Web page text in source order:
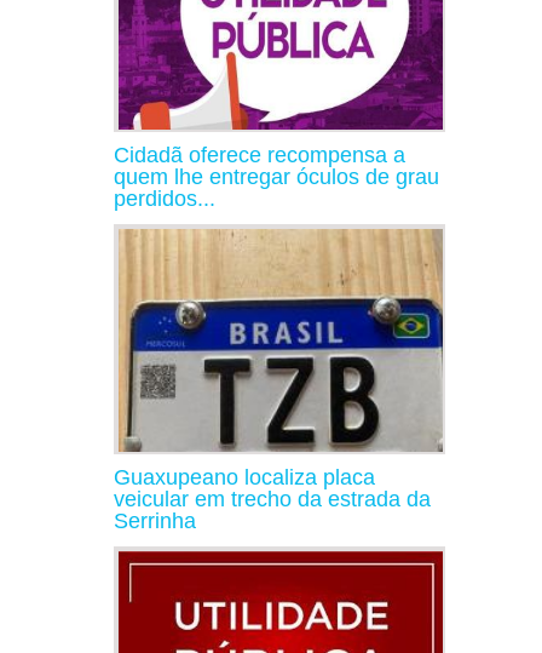
Cidadã oferece recompensa a
quem lhe entregar óculos de grau
perdidos...
Guaxupeano localiza placa
veicular em trecho da estrada da
Serrinha